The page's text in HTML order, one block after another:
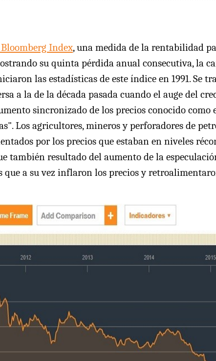
Index, una medida de la rentabilidad
su quinta pérdida anual consecutiva, la
las estadísticas de este índice en 1991. Se
a la de la década pasada cuando el auge del
sincronizado de los precios conocido como
Los agricultores, mineros y perforadores de
por los precios que estaban en niveles
también resultado del aumento de la
que a su vez inflaron los precios y